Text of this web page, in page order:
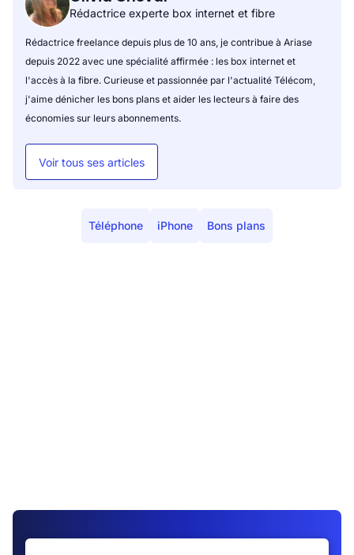
Rédactrice experte box internet et fibre
Rédactrice freelance depuis plus de 10 ans, je contribue à Ariase
depuis 2022 avec une spécialité affirmée : les box internet et
l'accès à la fibre. Curieuse et passionnée par l'actualité Télécom,
j'aime dénicher les bons plans et aider les lecteurs à faire des
économies sur leurs abonnements.
Voir tous ses articles
Téléphone iPhone Bons plans